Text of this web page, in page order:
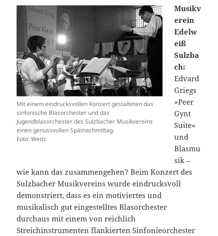
Mit einem eindrucksvollen Konzert gestalteten das
sinfonische Blasorchester und das
Jugendblasorchester des Sulzbacher Musikvereins
einen genussvollen Spätnachmittag.
Foto: Weitz
Musikv
erein
Edelw
eiß
Sulzba
ch:
Edvard
Griegs
»Peer
Gynt
Suite«
und
Blasmu
sik –
wie kann das zusammengehen? Beim Konzert des
Sulzbacher Musikvereins wurde eindrucksvoll
demonstriert, dass es ein motiviertes und
musikalisch gut eingestelltes Blasorchester
durchaus mit einem von reichlich
Streichinstrumenten flankierten Sinfonieorchester